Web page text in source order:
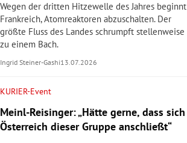
Wegen der dritten Hitzewelle des Jahres beginnt
Frankreich, Atomreaktoren abzuschalten. Der
größte Fluss des Landes schrumpft stellenweise
zu einem Bach.
Ingrid Steiner-Gashi13.07.2026
KURIER-Event
Meinl-Reisinger: „Hätte gerne, dass sich
Österreich dieser Gruppe anschließt“